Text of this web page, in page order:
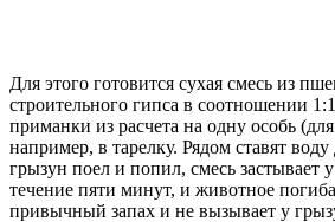
Для этого готовится сухая смесь из
строительного гипса в соотношении
приманки из расчета на одну особь
например, в тарелку. Рядом ставят воду
грызун поел и попил, смесь застывает
течение пяти минут, и животное
привычный запах и не вызывает у